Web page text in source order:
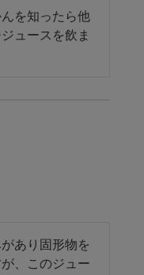
を知ったら他
ュースを飲ま
あり固形物を
、このジュー